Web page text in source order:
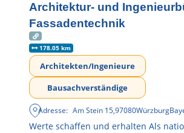
Architektur- und
Fassadentechnik
178.05 km
Architekten/Ingenieure
Bausachverständige
Adresse: Am Stein 15,97080Würzburg
Werte schaffen und erhalten Als